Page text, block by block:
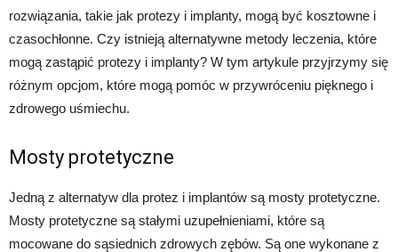
rozwiązania, takie jak protezy i implanty, mogą być kosztowne i
czasochłonne. Czy istnieją alternatywne metody leczenia, które
mogą zastąpić protezy i implanty? W tym artykule przyjrzymy się
różnym opcjom, które mogą pomóc w przywróceniu pięknego i
zdrowego uśmiechu.
Mosty protetyczne
Jedną z alternatyw dla protez i implantów są mosty protetyczne.
Mosty protetyczne są stałymi uzupełnieniami, które są
mocowane do sąsiednich zdrowych zębów. Są one wykonane z